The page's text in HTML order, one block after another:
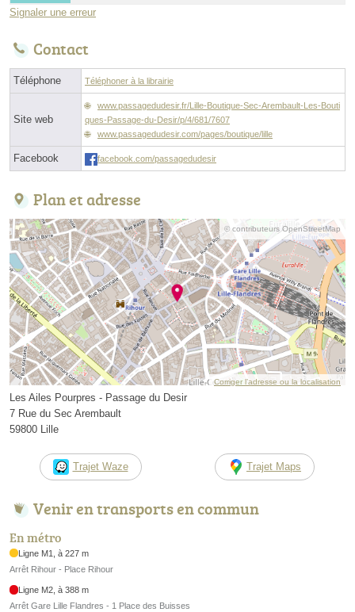
Signaler une erreur
Contact
Téléphone Téléphoner à la librairie
Site web
www.passagedudesir.fr/Lille-Boutique-Sec-Arembault-Les-Bouti
ques-Passage-du-Desir/p/4/681/7607
www.passagedudesir.com/pages/boutique/lille
Facebook facebook.com/passagedudesir
Plan et adresse
© contributeurs OpenStreetMap
Corriger l’adresse ou la localisation
Les Ailes Pourpres - Passage du Desir
7 Rue du Sec Arembault
59800 Lille
Trajet Waze Trajet Maps
Venir en transports en commun
En métro
Ligne M1, à 227 m
Arrêt Rihour - Place Rihour
Ligne M2, à 388 m
Arrêt Gare Lille Flandres - 1 Place des Buisses